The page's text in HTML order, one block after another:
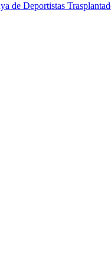
de Deportistas